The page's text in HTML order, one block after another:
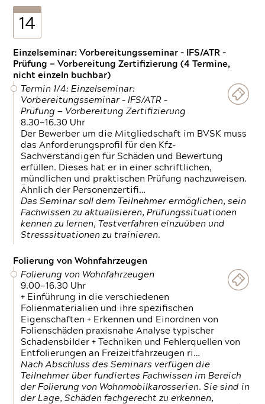
14
Einzelseminar: Vorbereitungsseminar - IFS/ATR -
Prüfung — Vorbereitung Zertifizierung (4 Termine,
nicht einzeln buchbar)
Termin 1/4: Einzelseminar:
Vorbereitungsseminar - IFS/ATR -
Prüfung — Vorbereitung Zertifizierung
8.30—16.30 Uhr
Der Bewerber um die Mitgliedschaft im BVSK muss
das Anforderungsprofil für den Kfz-
Sachverständigen für Schäden und Bewertung
erfüllen. Dieses hat er in einer schriftlichen,
mündlichen und praktischen Prüfung nachzuweisen.
Ähnlich der Personenzertifi…
Das Seminar soll dem Teilnehmer ermöglichen, sein
Fachwissen zu aktualisieren, Prüfungssituationen
kennen zu lernen, Testverfahren einzuüben und
Stresssituationen zu trainieren.
Folierung von Wohnfahrzeugen
Folierung von Wohnfahrzeugen
9.00—16.30 Uhr
+ Einführung in die verschiedenen
Folienmaterialien und ihre spezifischen
Eigenschaften + Erkennen und Einordnen von
Folienschäden praxisnahe Analyse typischer
Schadensbilder + Techniken und Fehlerquellen von
Entfolierungen an Freizeitfahrzeugen ri…
Nach Abschluss des Seminars verfügen die
Teilnehmer über fundiertes Fachwissen im Bereich
der Folierung von Wohnmobilkarosserien. Sie sind in
der Lage, Schäden fachgerecht zu erkennen,